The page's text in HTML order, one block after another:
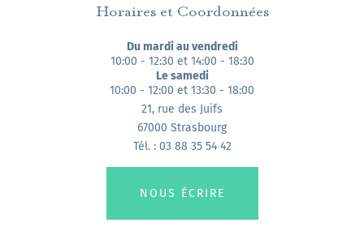
Horaires et Coordonnées
Du mardi au vendredi
10:00 - 12:30 et 14:00 - 18:30
Le samedi
10:00 - 12:00 et 13:30 - 18:00
21, rue des Juifs
67000 Strasbourg
Tél. : 03 88 35 54 42
NOUS ÉCRIRE